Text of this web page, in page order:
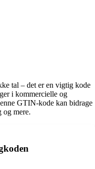
tal – det er en vigtig kode
i kommercielle og
GTIN-kode kan bidrage
og mere.